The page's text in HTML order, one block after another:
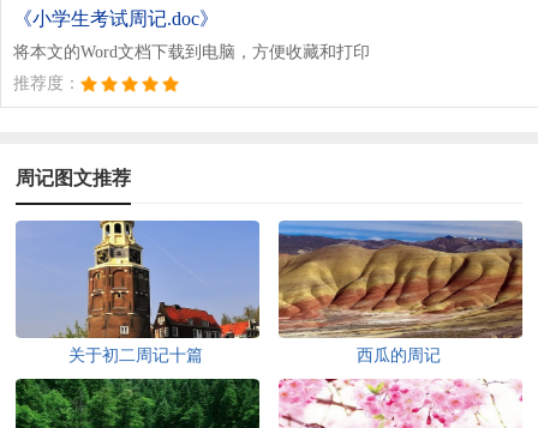
《小学生考试周记.doc》
将本文的Word文档下载到电脑，方便收藏和打印
推荐度：
周记图文推荐
关于初二周记十篇 西瓜的周记